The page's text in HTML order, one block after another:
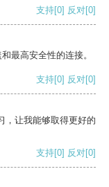
支持[0] 反对[0]
最高安全性的连接。
支持[0] 反对[0]
，让我能够取得更好的
支持[0] 反对[0]